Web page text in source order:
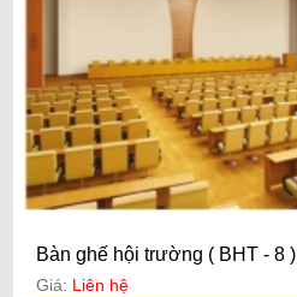
Bàn ghế hội trường ( BHT - 8 )
Giá: Liên hệ